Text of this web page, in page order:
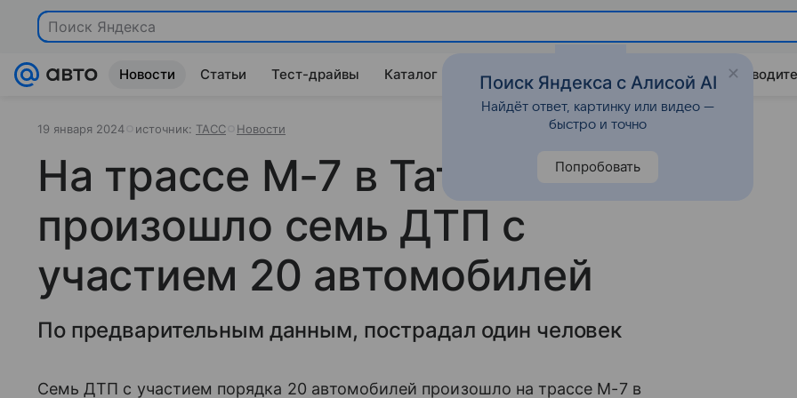
Поиск Яндекса
Новости Статьи Тест-драйвы Каталог Китайские авто Штрафы и ПДД
19 января 2024 источник: ТАСС Новости
На трассе М-7 в Татарстане
произошло семь ДТП с
участием 20 автомобилей
По предварительным данным, пострадал один человек
Семь ДТП с участием порядка 20 автомобилей произошло на трассе М-7 в
Поиск Яндекса с Алисой AI
Найдёт ответ, картинку или видео —
быстро и точно
Попробовать